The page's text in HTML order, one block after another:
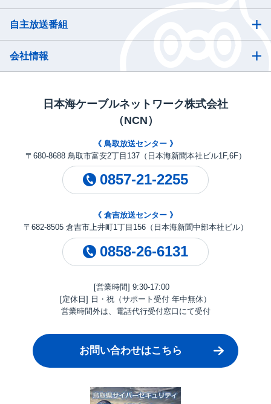
自主放送番組
会社情報
日本海ケーブルネットワーク株式会社
（NCN）
《 鳥取放送センター 》
〒680-8688 鳥取市富安2丁目137（日本海新聞本社ビル1F,6F）
0857-21-2255
《 倉吉放送センター 》
〒682-8505 倉吉市上井町1丁目156（日本海新聞中部本社ビル）
0858-26-6131
[営業時間] 9:30-17:00
[定休日] 日・祝（サポート受付 年中無休）
営業時間外は、電話代行受付窓口にて受付
お問い合わせはこちら